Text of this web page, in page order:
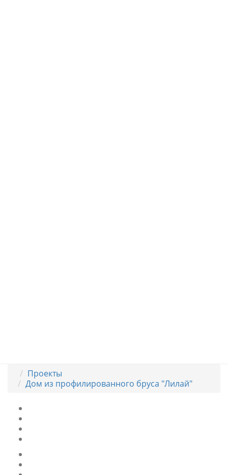
Проекты
Дом из профилированного бруса "Лилай"